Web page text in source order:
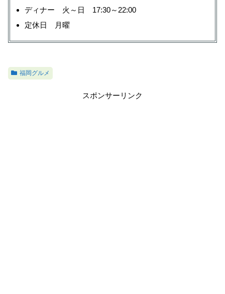
ディナー 火～日 17:30～22:00
定休日 月曜
福岡グルメ
スポンサーリンク